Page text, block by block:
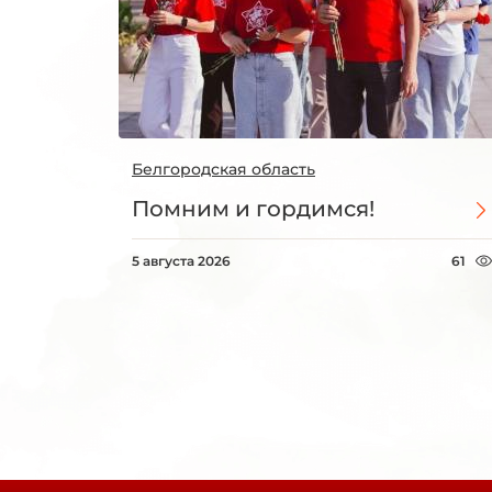
Белгородская область
Помним и гордимся!
5 августа 2026 61